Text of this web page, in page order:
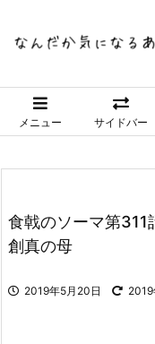
メニュー サイドバー
食戟のソーマ第311
創真の母
2019年5月20日